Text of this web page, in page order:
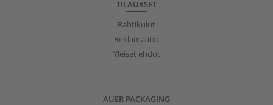
TILAUKSET
Rahtikulut
Reklamaatio
Yleiset ehdot
AUER PACKAGING